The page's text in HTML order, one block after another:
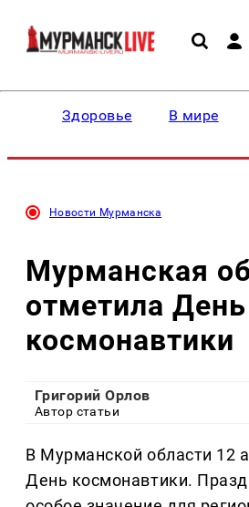
Здоровье В мире
Новости Мурманска
Мурманская
отметила День
космонавтики
Григорий Орлов
Автор статьи
В Мурманской области 12
День космонавтики.